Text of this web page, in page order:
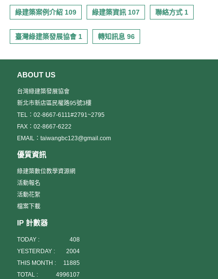
綠建築案例介紹 109 綠建築資訊 107 聯絡方式 1
臺灣綠建築發展協會 1 轉知訊息 96
ABOUT US
台灣綠建築發展協會
新北市新店區民權路95號3樓
TEL：02-8667-6111#2791~2795
FAX：02-8667-6222
EMAIL：taiwangbc123@gmail.com
優質資訊
綠建築數位教學資源網
活動報名
活動花絮
檔案下載
IP 計數器
TODAY :
408
YESTERDAY :
2004
THIS MONTH :
11885
TOTAL :
4996107